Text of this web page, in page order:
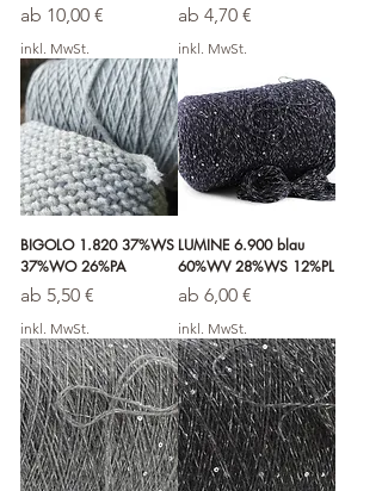
ab 10,00 €
Sale-Preis
inkl. MwSt.
ab 4,70 €
Sale-Preis
inkl. MwSt.
BIGOLO 1.820 37%WS
37%WO 26%PA
ab 5,50 €
Sale-Preis
inkl. MwSt.
LUMINE 6.900 blau
60%WV 28%WS 12%PL
ab 6,00 €
Sale-Preis
inkl. MwSt.